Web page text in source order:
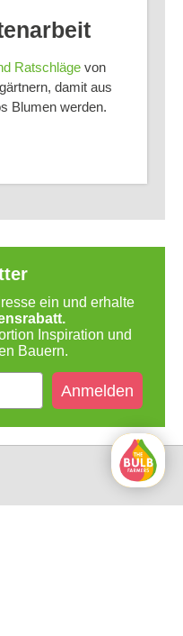
Ratschlägevon
damit aus
Blumen werden.
ein und erhalte
Inspiration und
Bauern.
Anmelden